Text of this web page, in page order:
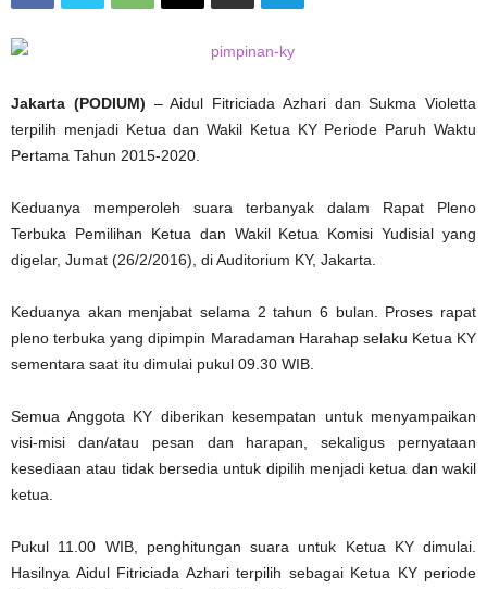
Jakarta (PODIUM) – Aidul Fitriciada Azhari dan Sukma Violetta
terpilih menjadi Ketua dan Wakil Ketua KY Periode Paruh Waktu
Pertama Tahun 2015-2020.
Keduanya memperoleh suara terbanyak dalam Rapat Pleno
Terbuka Pemilihan Ketua dan Wakil Ketua Komisi Yudisial yang
digelar, Jumat (26/2/2016), di Auditorium KY, Jakarta.
Keduanya akan menjabat selama 2 tahun 6 bulan. Proses rapat
pleno terbuka yang dipimpin Maradaman Harahap selaku Ketua KY
sementara saat itu dimulai pukul 09.30 WIB.
Semua Anggota KY diberikan kesempatan untuk menyampaikan
visi-misi dan/atau pesan dan harapan, sekaligus pernyataan
kesediaan atau tidak bersedia untuk dipilih menjadi ketua dan wakil
ketua.
Pukul 11.00 WIB, penghitungan suara untuk Ketua KY dimulai.
Hasilnya Aidul Fitriciada Azhari terpilih sebagai Ketua KY periode